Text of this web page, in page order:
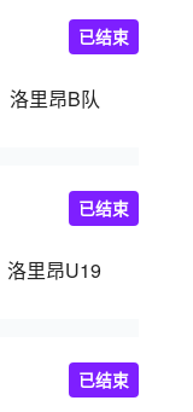
洛里昂B队
已结束
洛里昂U19
已结束
已结束